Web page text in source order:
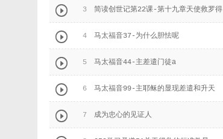
 3 简读创世记第22课-第十九章天使救罗得
 4 马太福音37-为什么胆怯呢
 5 马太福音44-主差遣门徒a
 6 马太福音99-主耶稣的显现差遣和升天
 7 成为忠心的见证人